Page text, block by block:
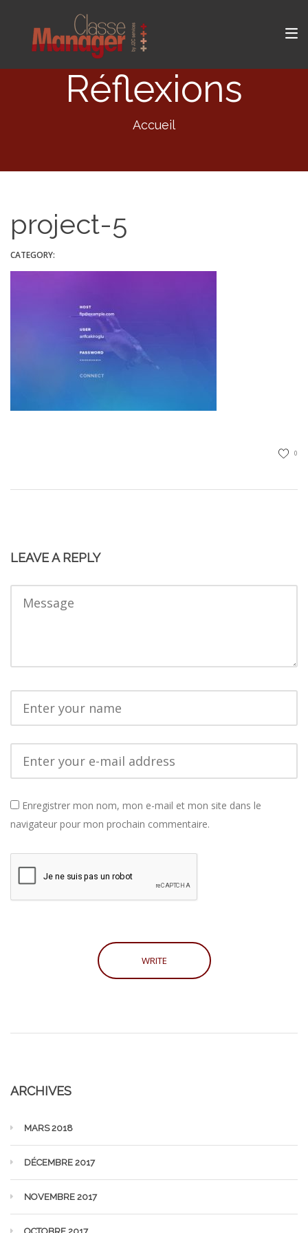
Réflexions
Accueil
project-5
CATEGORY:
0
LEAVE A REPLY
Enregistrer mon nom, mon e-mail et mon site dans le
navigateur pour mon prochain commentaire.
ARCHIVES
MARS 2018
DÉCEMBRE 2017
NOVEMBRE 2017